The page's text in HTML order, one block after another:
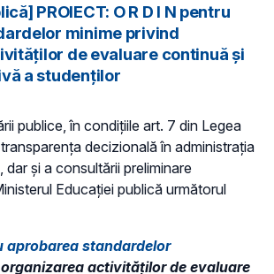
PROIECT: O R D I N pentru
minime privind
de evaluare continuă și
a studenților
publice, în condiţiile art. 7 din Legea
decizională în administraţia
și a consultării preliminare
Educaţiei publică următorul
aprobarea standardelor
activităților de evaluare